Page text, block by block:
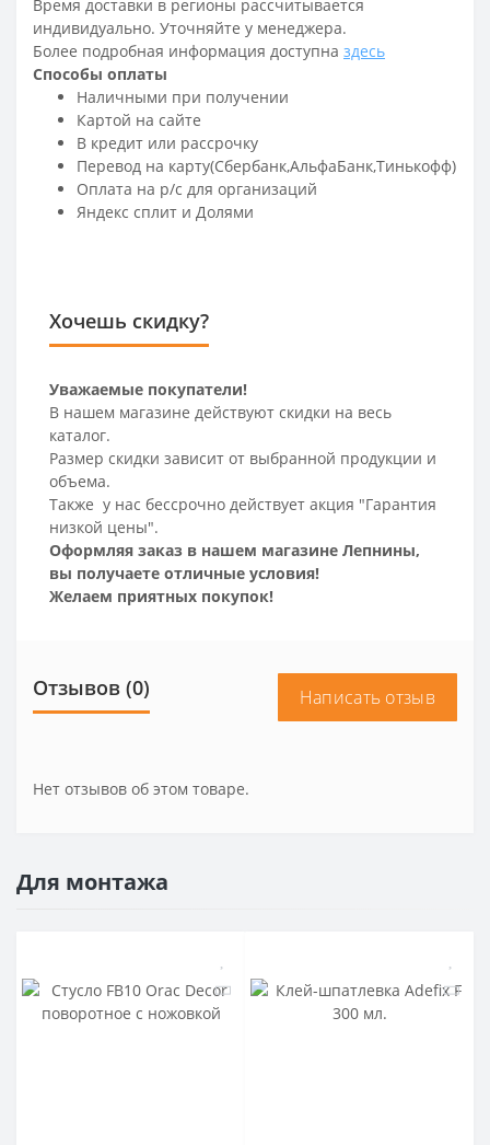
Время доставки в регионы рассчитывается
индивидуально. Уточняйте у менеджера.
Более подробная информация доступна здесь
Способы оплаты
Наличными при получении
Картой на сайте
В кредит или рассрочку
Перевод на карту(Сбербанк,АльфаБанк,Тинькофф)
Оплата на р/c для организаций
Яндекс сплит и Долями
Хочешь скидку?
Уважаемые покупатели!
В нашем магазине действуют скидки на весь
каталог.
Размер скидки зависит от выбранной продукции и
объема.
Также у нас бессрочно действует акция "Гарантия
низкой цены".
Оформляя заказ в нашем магазине Лепнины,
вы получаете отличные условия!
Желаем приятных покупок!
Отзывов (0) Написать отзыв
Нет отзывов об этом товаре.
Для монтажа